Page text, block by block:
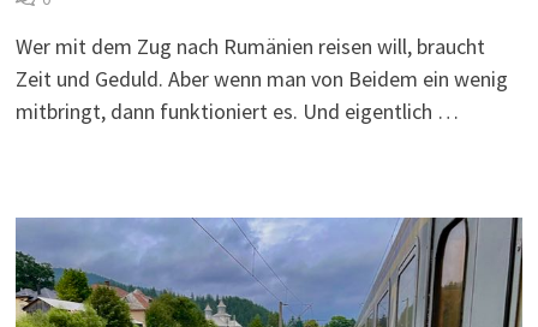
Wer mit dem Zug nach Rumänien reisen will, braucht
Zeit und Geduld. Aber wenn man von Beidem ein wenig
mitbringt, dann funktioniert es. Und eigentlich …